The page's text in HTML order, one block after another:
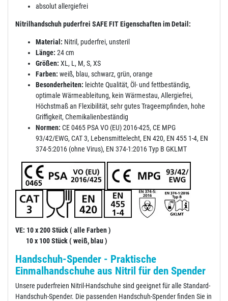
absolut allergiefrei
Nitrilhandschuh puderfrei SAFE FIT Eigenschaften im Detail:
Material: Nitril, puderfrei, unsteril
Länge: 24 cm
Größen: XL, L, M, S, XS
Farben: weiß, blau, schwarz, grün, orange
Besonderheiten: leichte Qualität, Öl- und fettbeständig,
optimale Wärmeableitung, kein Wärmestau, Allergiefrei,
Höchstmaß an Flexibilität, sehr gutes Trageempfinden, hohe
Griffigkeit, Chemikalienbeständig
Normen: CE 0465 PSA VO (EU) 2016-425, CE MPG
93/42/EWG, CAT 3, Lebensmittelecht, EN 420, EN 455 1-4, EN
374-5:2016 (ohne Virus), EN 374-1:2016 Typ B GKLMT
VE: 10 x 200 Stück ( alle Farben )
10 x 100 Stück ( weiß, blau )
Handschuh-Spender - Praktische
Einmalhandschuhe aus Nitril für den Spender
Unsere puderfreien Nitril-Handschuhe sind geeignet für alle Standard-
Handschuh-Spender. Die passenden Handschuh-Spender finden Sie in